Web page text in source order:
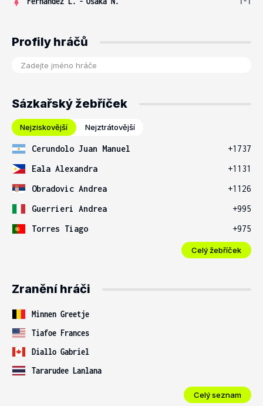
Profily hráčů
Sázkařský žebříček
Nejziskovější Nejztrátovější
Cerundolo Juan Manuel
+1737
Eala Alexandra
+1131
Obradovic Andrea
+1126
Guerrieri Andrea
+995
Torres Tiago
+975
Celý žebříček
Zranění hráči
Minnen Greetje
Tiafoe Frances
Diallo Gabriel
Tararudee Lanlana
Celý seznam